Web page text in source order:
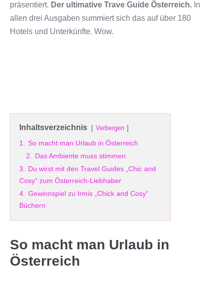
präsentiert. Der ultimative Trave Guide Österreich. In
allen drei Ausgaben summiert sich das auf über 180
Hotels und Unterkünfte. Wow.
Inhaltsverzeichnis Verbergen
1. So macht man Urlaub in Österreich
2. Das Ambiente muss stimmen
3. Du wirst mit den Travel Guides „Chic and
Cosy“ zum Österreich-Liebhaber
4. Gewinnspiel zu Irmis „Chick and Cosy“
Büchern
So macht man Urlaub in
Österreich